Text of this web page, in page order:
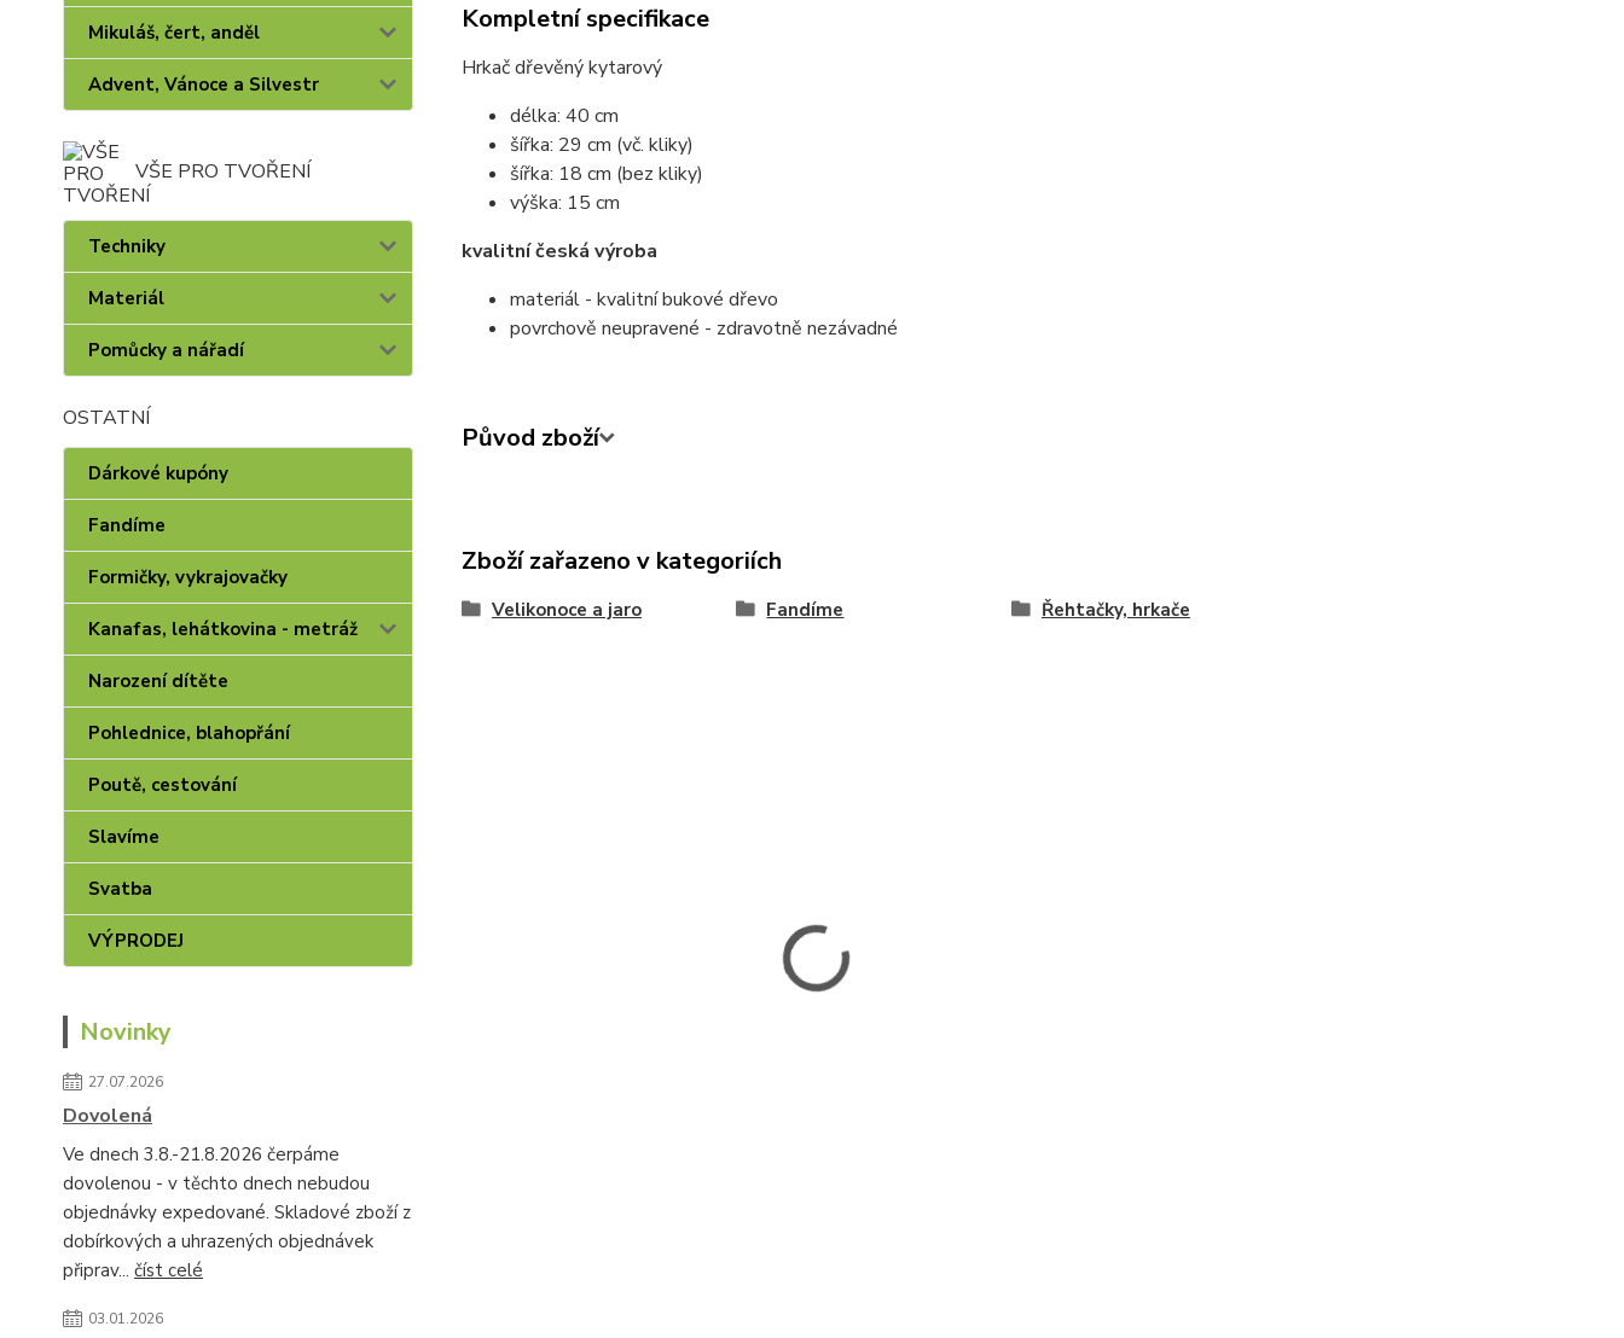
Mikuláš, čert, anděl
Advent, Vánoce a Silvestr
VŠE PRO TVOŘENÍ
Techniky
Materiál
Pomůcky a nářadí
OSTATNÍ
Dárkové kupóny
Fandíme
Formičky, vykrajovačky
Kanafas, lehátkovina - metráž
Narození dítěte
Pohlednice, blahopřání
Poutě, cestování
Slavíme
Svatba
VÝPRODEJ
Novinky
27.07.2026
Dovolená
Ve dnech 3.8.-21.8.2026 čerpáme
dovolenou - v těchto dnech nebudou
objednávky expedované. Skladové zboží z
dobírkových a uhrazených objednávek
připrav... číst celé
03.01.2026
Kompletní specifikace
Hrkač dřevěný kytarový
délka: 40 cm
šířka: 29 cm (vč. kliky)
šířka: 18 cm (bez kliky)
výška: 15 cm
kvalitní česká výroba
materiál - kvalitní bukové dřevo
povrchově neupravené - zdravotně nezávadné
Původ zboží
Zboží zařazeno v kategoriích
Velikonoce a jaro Fandíme Řehtačky, hrkače